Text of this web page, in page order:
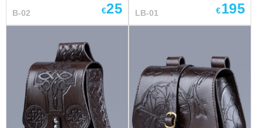
string in diamond
18 cm x 23 cm
B-02 €25
Shoulder Bag. Exuding a
captivating charm, this
edge and a mesmerizing
ring decoration at its
center, creating a stunning
masterpiece that
complements any outfit
and occasion. Size: 30 x
LB-01 €195